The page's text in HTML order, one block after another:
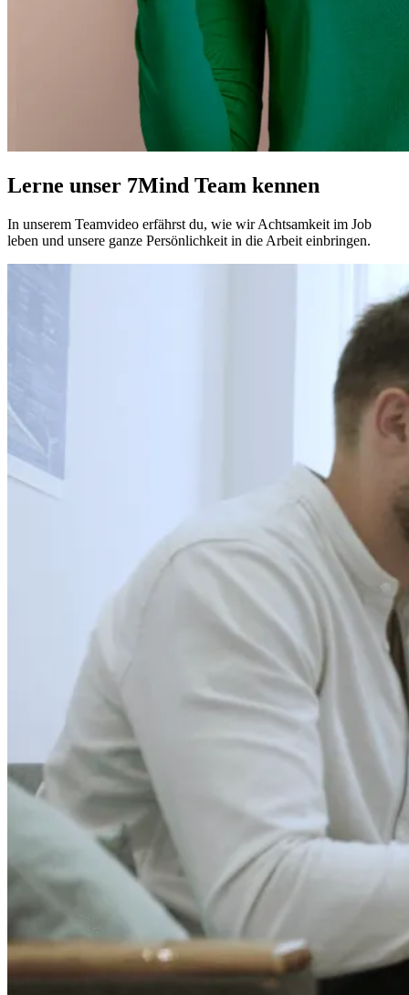
Lerne unser 7Mind Team kennen
In unserem Teamvideo erfährst du, wie wir Achtsamkeit im Job
leben und unsere ganze Persönlichkeit in die Arbeit einbringen.